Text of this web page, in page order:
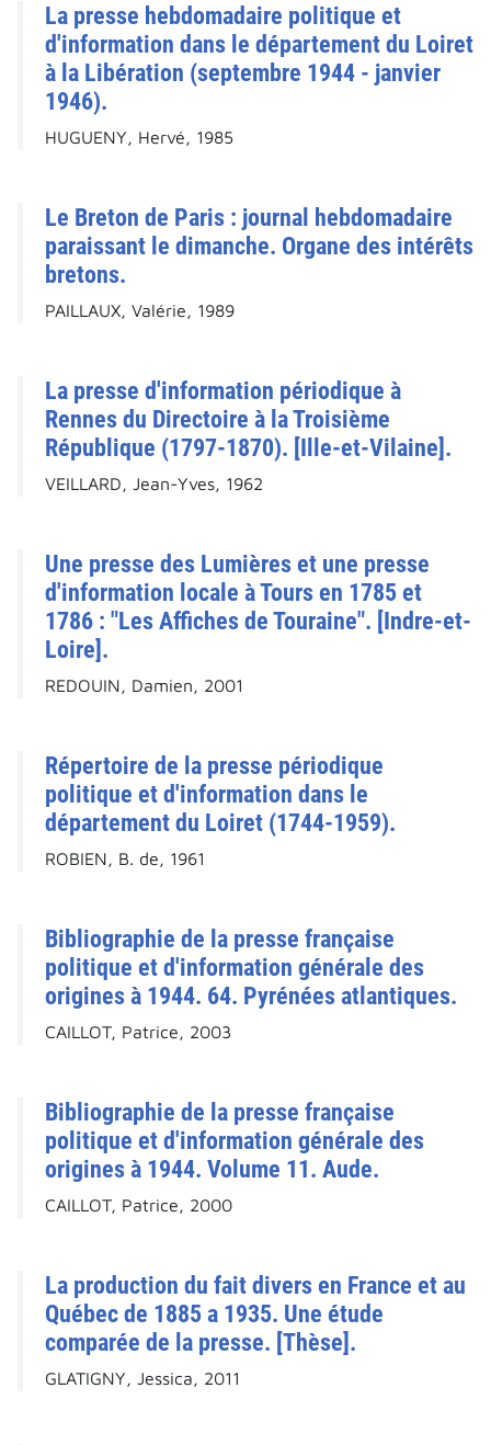
La presse hebdomadaire politique et
d'information dans le département du Loiret
à la Libération (septembre 1944 - janvier
1946).
HUGUENY, Hervé, 1985
Le Breton de Paris : journal hebdomadaire
paraissant le dimanche. Organe des intérêts
bretons.
PAILLAUX, Valérie, 1989
La presse d'information périodique à
Rennes du Directoire à la Troisième
République (1797-1870). [Ille-et-Vilaine].
VEILLARD, Jean-Yves, 1962
Une presse des Lumières et une presse
d'information locale à Tours en 1785 et
1786 : "Les Affiches de Touraine". [Indre-et-
Loire].
REDOUIN, Damien, 2001
Répertoire de la presse périodique
politique et d'information dans le
département du Loiret (1744-1959).
ROBIEN, B. de, 1961
Bibliographie de la presse française
politique et d'information générale des
origines à 1944. 64. Pyrénées atlantiques.
CAILLOT, Patrice, 2003
Bibliographie de la presse française
politique et d'information générale des
origines à 1944. Volume 11. Aude.
CAILLOT, Patrice, 2000
La production du fait divers en France et au
Québec de 1885 a 1935. Une étude
comparée de la presse. [Thèse].
GLATIGNY, Jessica, 2011